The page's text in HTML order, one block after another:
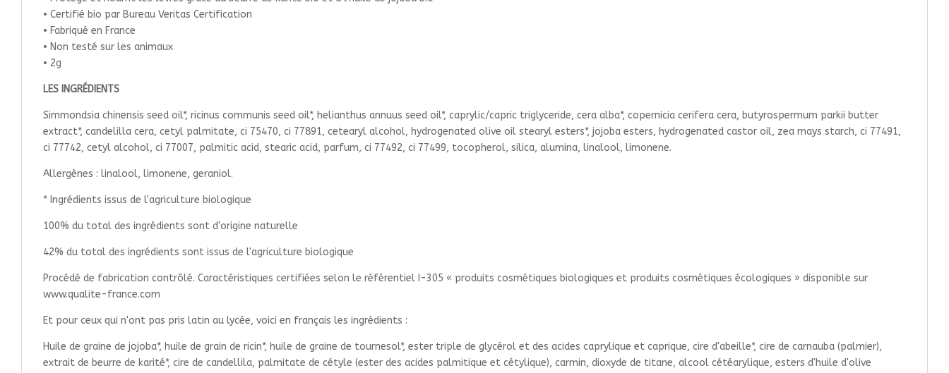
• Certifié bio par Bureau Veritas Certification
• Fabriqué en France
• Non testé sur les animaux
• 2g
LES INGRÉDIENTS
Simmondsia chinensis seed oil*, ricinus communis seed oil*, helianthus annuus seed oil*, caprylic/capric triglyceride, cera alba*, copernicia cerifera cera, butyrospermum parkii butter
extract*, candelilla cera, cetyl palmitate, ci 75470, ci 77891, cetearyl alcohol, hydrogenated olive oil stearyl esters*, jojoba esters, hydrogenated castor oil, zea mays starch, ci 77491,
ci 77742, cetyl alcohol, ci 77007, palmitic acid, stearic acid, parfum, ci 77492, ci 77499, tocopherol, silica, alumina, linalool, limonene.
Allergènes : linalool, limonene, geraniol.
* Ingrédients issus de l'agriculture biologique
100% du total des ingrédients sont d'origine naturelle
42% du total des ingrédients sont issus de l'agriculture biologique
Procédé de fabrication contrôlé. Caractéristiques certifiées selon le référentiel I-305 « produits cosmétiques biologiques et produits cosmétiques écologiques » disponible sur
www.qualite-france.com
Et pour ceux qui n'ont pas pris latin au lycée, voici en français les ingrédients :
Huile de graine de jojoba*, huile de grain de ricin*, huile de graine de tournesol*, ester triple de glycérol et des acides caprylique et caprique, cire d'abeille*, cire de carnauba (palmier),
extrait de beurre de karité*, cire de candellila, palmitate de cétyle (ester des acides palmitique et cétylique), carmin, dioxyde de titane, alcool cétéarylique, esters d'huile d'olive